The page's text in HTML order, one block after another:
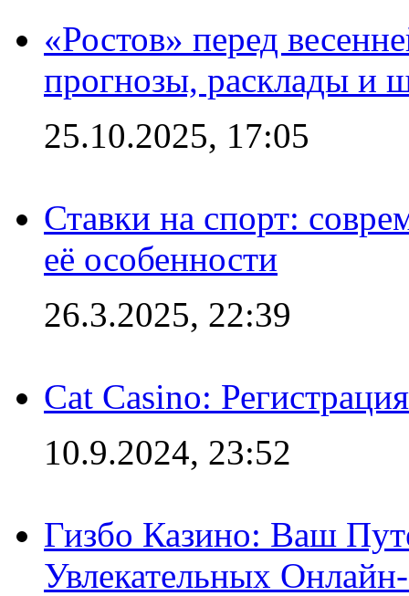
«Ростов» перед
прогнозы, расклады и
25.10.2025, 17:05
Ставки на спорт:
её особенности
26.3.2025, 22:39
Cat Casino:
10.9.2024, 23:52
Гизбо Казино: Ваш
Увлекательных